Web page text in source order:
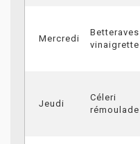
Mercredi
Betteraves
vinaigrette
Jeudi
Céleri
rémoulade